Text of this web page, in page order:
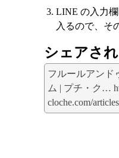
LINE の入力
入るので、そ
シェアさ
フルールアン
ム | プチ・ク…
cloche.com/